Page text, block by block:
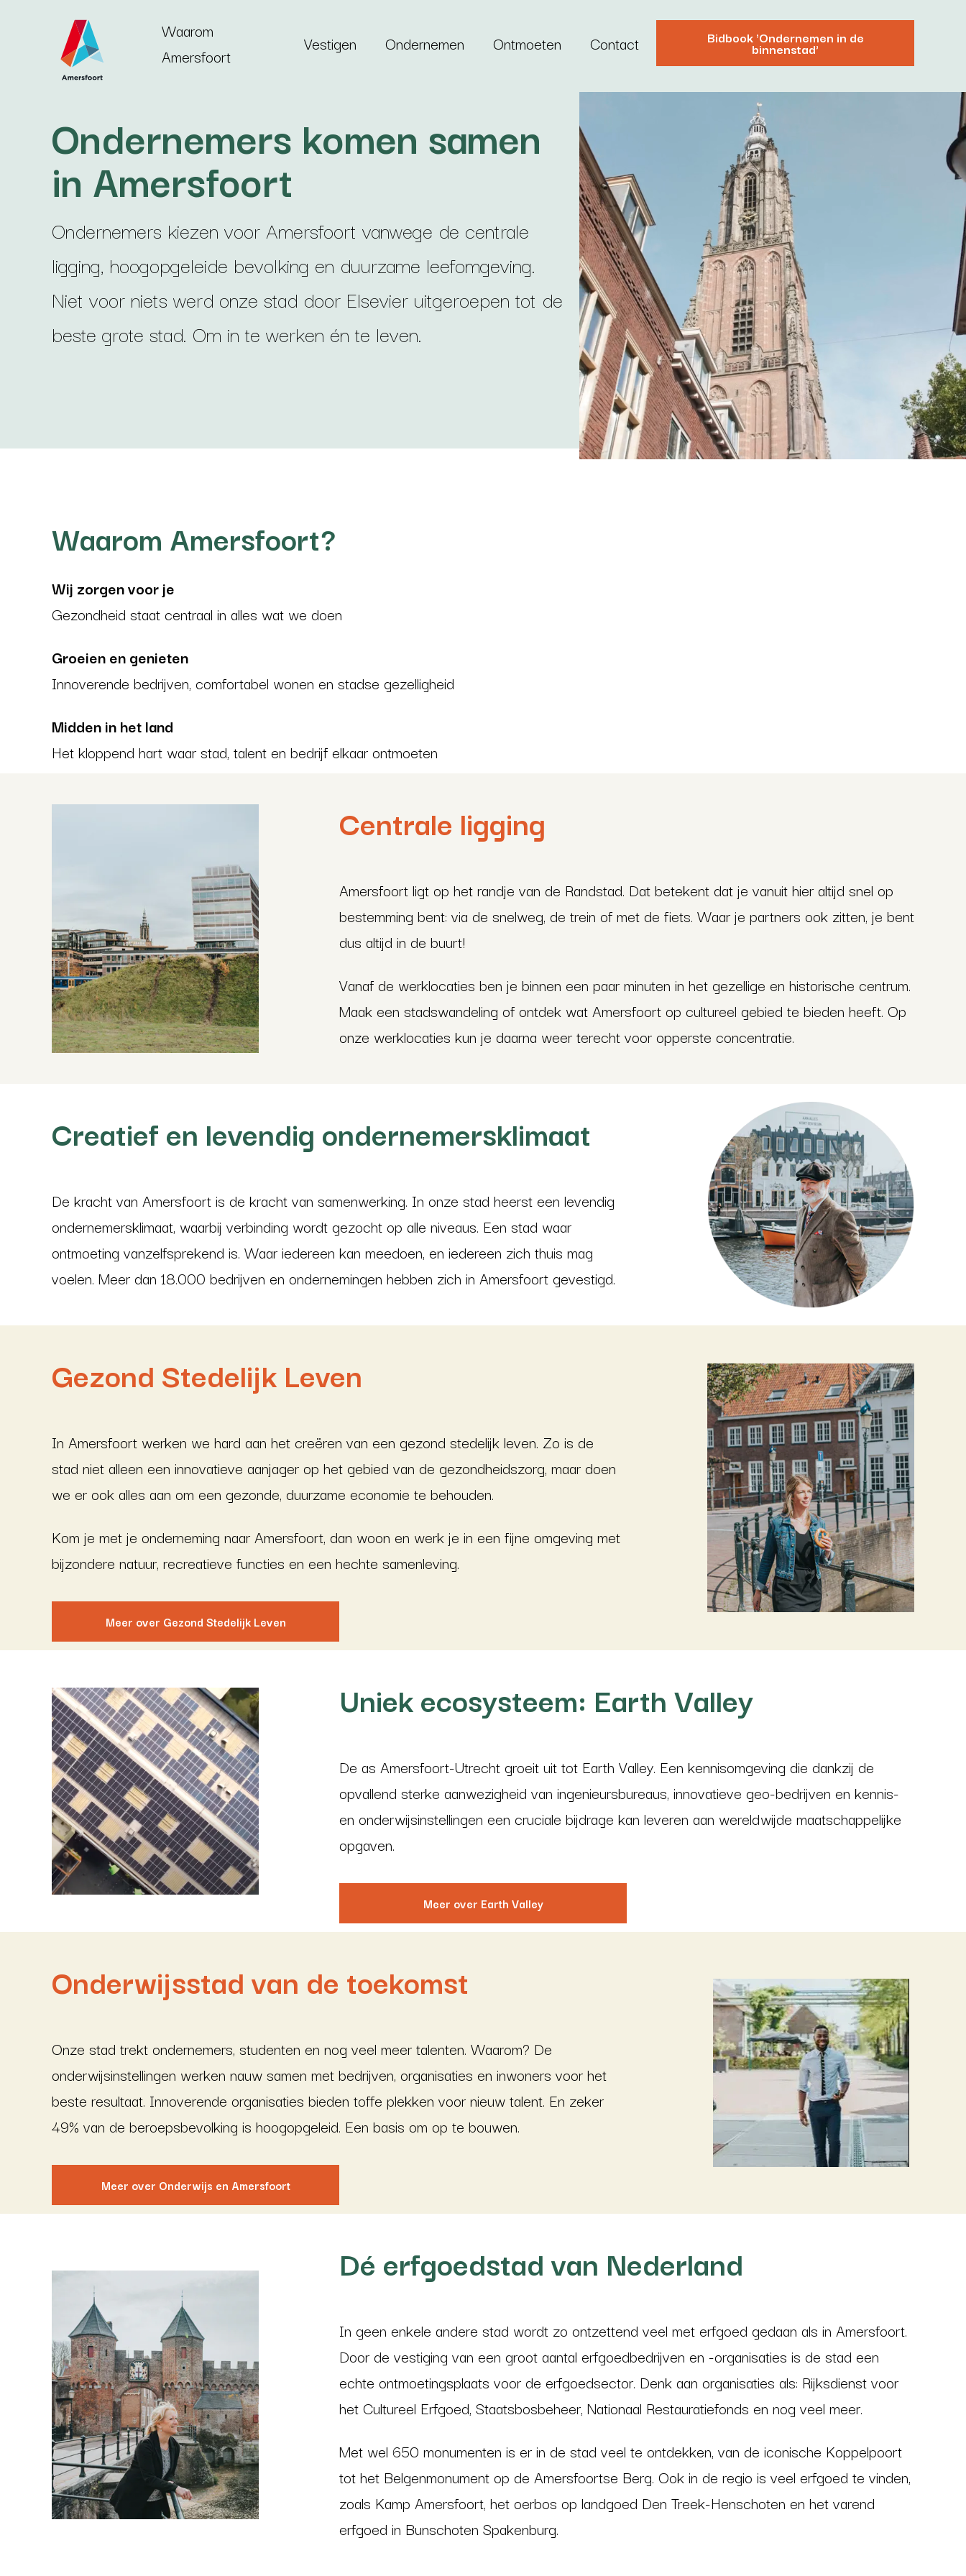
Waarom
Amersfoort
Vestigen Ondernemen Ontmoeten Contact Bidbook 'Ondernemen in de
binnenstad'
Ondernemers komen samen
in Amersfoort
Ondernemers kiezen voor Amersfoort vanwege de centrale
ligging, hoogopgeleide bevolking en duurzame leefomgeving.
Niet voor niets werd onze stad door Elsevier uitgeroepen tot de
beste grote stad. Om in te werken én te leven.
Waarom Amersfoort?
Wij zorgen voor je
Gezondheid staat centraal in alles wat we doen
Groeien en genieten
Innoverende bedrijven, comfortabel wonen en stadse gezelligheid
Midden in het land
Het kloppend hart waar stad, talent en bedrijf elkaar ontmoeten
Centrale ligging
Amersfoort ligt op het randje van de Randstad. Dat betekent dat je vanuit hier altijd snel op
bestemming bent: via de snelweg, de trein of met de fiets. Waar je partners ook zitten, je bent
dus altijd in de buurt!
Vanaf de werklocaties ben je binnen een paar minuten in het gezellige en historische centrum.
Maak een stadswandeling of ontdek wat Amersfoort op cultureel gebied te bieden heeft. Op
onze werklocaties kun je daarna weer terecht voor opperste concentratie.
Creatief en levendig ondernemersklimaat
De kracht van Amersfoort is de kracht van samenwerking. In onze stad heerst een levendig
ondernemersklimaat, waarbij verbinding wordt gezocht op alle niveaus. Een stad waar
ontmoeting vanzelfsprekend is. Waar iedereen kan meedoen, en iedereen zich thuis mag
voelen. Meer dan 18.000 bedrijven en ondernemingen hebben zich in Amersfoort gevestigd.
Gezond Stedelijk Leven
In Amersfoort werken we hard aan het creëren van een gezond stedelijk leven. Zo is de
stad niet alleen een innovatieve aanjager op het gebied van de gezondheidszorg, maar doen
we er ook alles aan om een gezonde, duurzame economie te behouden.
Kom je met je onderneming naar Amersfoort, dan woon en werk je in een fijne omgeving met
bijzondere natuur, recreatieve functies en een hechte samenleving.
Meer over Gezond Stedelijk Leven
Uniek ecosysteem: Earth Valley
De as Amersfoort-Utrecht groeit uit tot Earth Valley. Een kennisomgeving die dankzij de
opvallend sterke aanwezigheid van ingenieursbureaus, innovatieve geo-bedrijven en kennis-
en onderwijsinstellingen een cruciale bijdrage kan leveren aan wereldwijde maatschappelijke
opgaven.
Meer over Earth Valley
Onderwijsstad van de toekomst
Onze stad trekt ondernemers, studenten en nog veel meer talenten. Waarom? De
onderwijsinstellingen werken nauw samen met bedrijven, organisaties en inwoners voor het
beste resultaat. Innoverende organisaties bieden toffe plekken voor nieuw talent. En zeker
49% van de beroepsbevolking is hoogopgeleid. Een basis om op te bouwen.
Meer over Onderwijs en Amersfoort
Dé erfgoedstad van Nederland
In geen enkele andere stad wordt zo ontzettend veel met erfgoed gedaan als in Amersfoort.
Door de vestiging van een groot aantal erfgoedbedrijven en -organisaties is de stad een
echte ontmoetingsplaats voor de erfgoedsector. Denk aan organisaties als: Rijksdienst voor
het Cultureel Erfgoed, Staatsbosbeheer, Nationaal Restauratiefonds en nog veel meer.
Met wel 650 monumenten is er in de stad veel te ontdekken, van de iconische Koppelpoort
tot het Belgenmonument op de Amersfoortse Berg. Ook in de regio is veel erfgoed te vinden,
zoals Kamp Amersfoort, het oerbos op landgoed Den Treek-Henschoten en het varend
erfgoed in Bunschoten Spakenburg.